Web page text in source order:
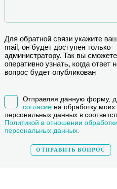
Для обратной связи укажите
mail, он будет доступен только
администратору. Так вы сможете
оперативно узнать, когда ответ
вопрос будет опубликован
Отправляя данную форму,
согласиена обработку моих
персональных данных в
Политикой в отношении обработки
персональных данных.